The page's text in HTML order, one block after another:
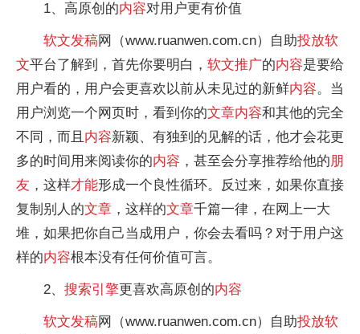
1、高原创的内容对用户更有价值
软文发稿网（www.ruanwen.com.cn）自助投放软
文平台了解到，首先你要明白， 软文推广的内容是要给
用户看的，用户会更喜欢以前从未见过的新鲜内容。当
用户浏览一个网页时，看到你的文章内容和其他的完全
不同，而且 内容新颖、有独到的见解的话，他才会花更
多的时间用来阅读你的内容 ，甚至会分享推荐给他的朋
友 ，这样才能形成一个良性循环。反过来，如果你直接
复制别人的文章 ，这样的文章千篇一律，在网上一大
堆，如果把你自己当成用户，你会去看吗？对于用户这
样的内容根本没有任何价值可言。
2、 搜索引擎更喜欢高原创的内容
软文发稿网（www.ruanwen.com.cn）自助投放软